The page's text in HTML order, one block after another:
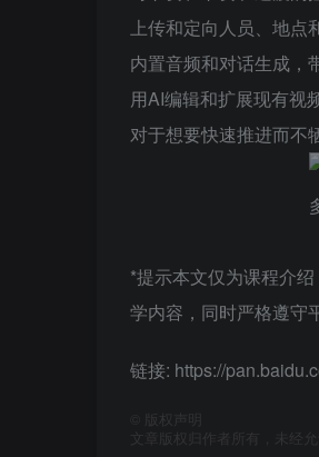
上传和定向人员、地点
内置音频和对话生成，
用AI编辑和扩展现有视
对于想要快速推进而不
*提示本文仅为课程介
学内容，同时严格遵守
链接: https://
版权声明
文章版权归作者所有，未经允